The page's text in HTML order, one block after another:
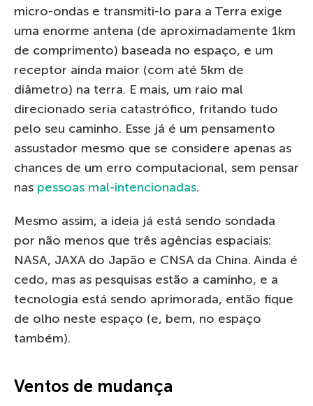
micro-ondas e transmiti-lo para a Terra exige
uma enorme antena (de aproximadamente 1km
de comprimento) baseada no espaço, e um
receptor ainda maior (com até 5km de
diâmetro) na terra. E mais, um raio mal
direcionado seria catastrófico, fritando tudo
pelo seu caminho. Esse já é um pensamento
assustador mesmo que se considere apenas as
chances de um erro computacional, sem pensar
nas pessoas mal-intencionadas.
Mesmo assim, a ideia já está sendo sondada
por não menos que três agências espaciais:
NASA, JAXA do Japão e CNSA da China. Ainda é
cedo, mas as pesquisas estão a caminho, e a
tecnologia está sendo aprimorada, então fique
de olho neste espaço (e, bem, no espaço
também).
Ventos de mudança